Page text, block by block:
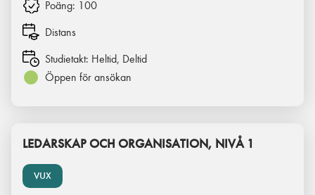
Poäng: 100
Distans
Studietakt: Heltid, Deltid
Öppen för ansökan
VUX
LEDARSKAP OCH ORGANISATION, NIVÅ 1